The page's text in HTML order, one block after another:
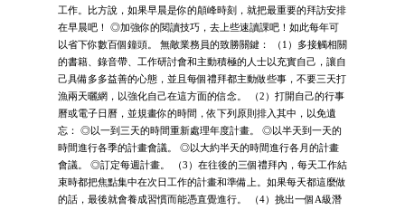
工作。比方說，如果早晨是你的顛峰時刻，就把最重要的拜訪安排
在早晨吧！ ◎加強你的閱讀技巧，去上些速讀課吧！如此每年可
以省下你數百個鐘頭。 無敵業務員的致勝關鍵： （1）多接觸相關
的書籍、錄音帶、工作研討會和主動積極的人士以充實自己，讓自
己具備多多益善的心態，並且每個禮拜都主動做些事，不要三天打
漁兩天曬網，以強化自己在這方面的信念。 （2）打開自己的行事
曆或電子日曆，並規畫你的時間，依下列原則排入其中，以免遺
忘： ◎以一到三天的時間重新處理年度計畫。 ◎以半天到一天的
時間進行各季的計畫會議。 ◎以大約半天的時間進行各月的計畫
會議。 ◎訂定每週計畫。 （3）在往後的三個禮拜內，每天工作結
束時都把焦點集中在次日工作的計畫和準備上。如果每天都這麼做
的話，最後就會養成習慣而能憑直覺進行。 （4）挑出一個A級潛